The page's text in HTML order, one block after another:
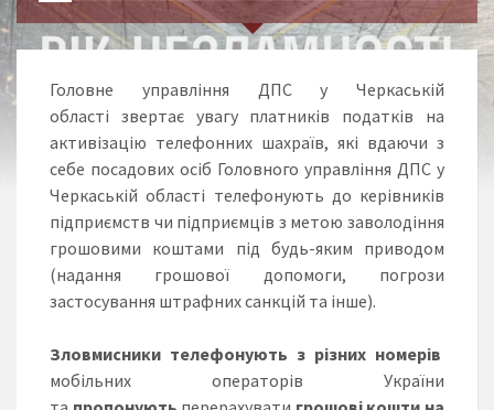
Головне управління ДПС у Черкаській
області звертає увагу платників податків на
активізацію телефонних шахраїв, які вдаючи з
себе посадових осіб Головного управління ДПС у
Черкаській області телефонують до керівників
підприємств чи підприємців з метою заволодіння
грошовими коштами під будь-яким приводом
(надання грошової допомоги, погрози
застосування штрафних санкцій та інше).
Зловмисники телефонують з різних номерів
мобільних операторів України